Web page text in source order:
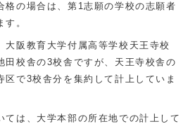
格の場合は、第1志願の学校の志願者
。
大阪教育大学付属高等学校天王寺校
田校舎の3校舎ですが、天王寺校舎の
区で3校舎分を集約して計上していま
ては、大学本部の所在地での計上して